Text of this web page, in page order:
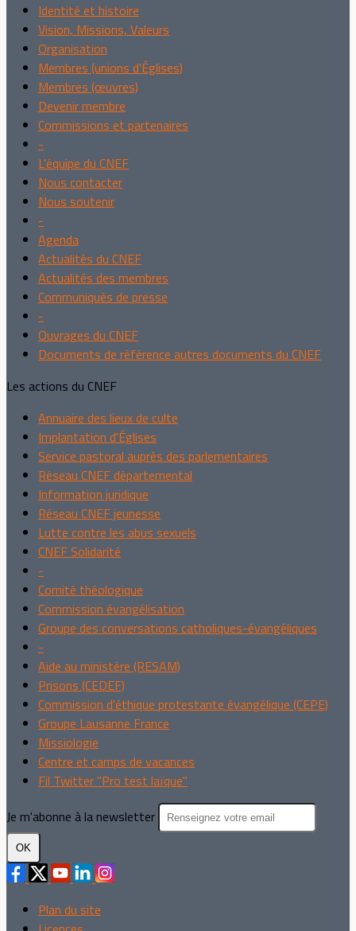
Identité et histoire
Vision, Missions, Valeurs
Organisation
Membres (unions d'Églises)
Membres (œuvres)
Devenir membre
Commissions et partenaires
-
L'équipe du CNEF
Nous contacter
Nous soutenir
-
Agenda
Actualités du CNEF
Actualités des membres
Communiqués de presse
-
Ouvrages du CNEF
Documents de référence autres documents du CNEF
Les actions du CNEF
Annuaire des lieux de culte
Implantation d'Églises
Service pastoral auprès des parlementaires
Réseau CNEF départemental
Information juridique
Réseau CNEF jeunesse
Lutte contre les abus sexuels
CNEF Solidarité
-
Comité théologique
Commission évangélisation
Groupe des conversations catholiques-évangéliques
-
Aide au ministère (RESAM)
Prisons (CEDEF)
Commission d'éthique protestante évangélique (CEPE)
Groupe Lausanne France
Missiologie
Centre et camps de vacances
Fil Twitter "Pro test laïque"
Je m'abonne à la newsletter
OK
Plan du site